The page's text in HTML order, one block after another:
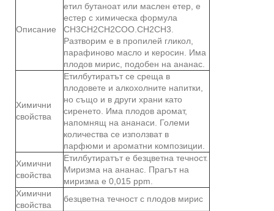
Описание
етил бутаноат или маслен етер, е
естер с химическа формула
CH3CH2CH2COO.CH2CH3.
Разтворим е в пропилей гликол,
парафиново масло и керосин. Има
плодов мирис, подобен на ананас.
Химични
свойства
Етилбутиратът се среща в
плодовете и алкохолните напитки,
но също и в други храни като
сиренето. Има плодов аромат,
напомнящ на ананаси. Големи
количества се използват в
парфюми и ароматни композиции.
Химични
свойства
Етилбутиратът е безцветна течност.
Миризма на ананас. Прагът на
миризма е 0,015 ppm.
Химични
свойства
безцветна течност с плодов мирис